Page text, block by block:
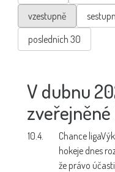
vzestupně
posledních 30
V dubnu
10.4. Chance liga
hokeje dnes
že právo